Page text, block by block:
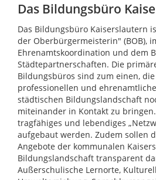
Das Bildungsbüro
Das Bildungsbüro Kaiserslautern
der Oberbürgermeisterin" (BOB),
Ehrenamtskoordination und dem
Städtepartnerschaften. Die
Bildungsbüros sind zum einen,
professionellen und
städtischen Bildungslandschaft
miteinander in Kontakt zu
tragfähiges und lebendiges
aufgebaut werden. Zudem sollen
Angebote der kommunalen
Bildungslandschaft transparent
Außerschulische Lernorte,